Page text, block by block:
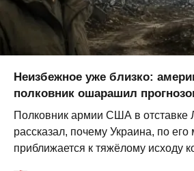
Неизбежное уже близко:
полковник ошарашил
Полковник армии США в отставке
рассказал, почему Украина, по
приближается к тяжёлому исходу